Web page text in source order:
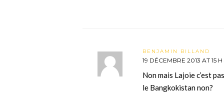
BENJAMIN BILLAND
19 DÉCEMBRE 2013 AT 15
Non mais Lajoie c’est
le Bangkokistan non?